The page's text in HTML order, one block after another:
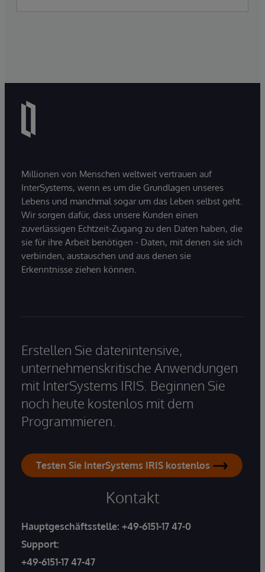
Millionen von Menschen weltweit vertrauen auf
InterSystems, wenn es um die Grundlagen unseres
Lebens und manchmal sogar um das Leben selbst geht.
Wir sorgen dafür, dass unsere Kunden einen
zuverlässigen Echtzeit-Zugang zu den Daten haben, die
sie für ihre Arbeit benötigen - Daten, mit denen sie sich
verbinden, austauschen und aus denen sie
Erkenntnisse ziehen können.
Erstellen Sie datenintensive,
unternehmenskritische Anwendungen
mit InterSystems IRIS. Beginnen Sie
noch heute kostenlos mit dem
Programmieren.
Testen Sie InterSystems IRIS kostenlos
Kontakt
Hauptgeschäftsstelle: +49-6151-17 47-0
Support:
+49-6151-17 47-47